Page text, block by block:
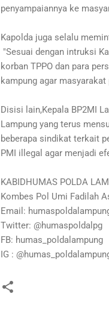
penyampaiannya ke
Kapolda juga selalu
"Sesuai dengan intruksi
korban TPPO dan para
kampung agar masyarakat
Disisi lain,Kepala BP2MI
Lampung yang terus
beberapa sindikat terkait
PMI illegal agar menjadi
KABIDHUMAS POLDA
Kombes Pol Umi Fadilah
Email:
Twitter: @humaspoldalpg
FB: humas_poldalampung
IG :